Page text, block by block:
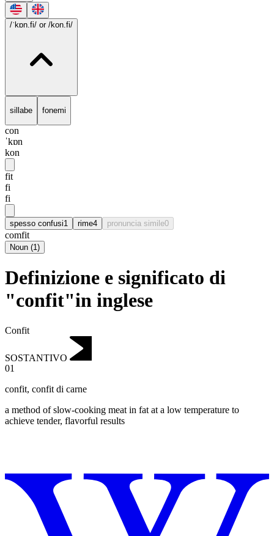
/ˈkɒn.fi/ or /kon.fi/
sillabe fonemi
con
ˈkɒn
kon
fit
fi
fi
spesso confusi1 rime4 pronuncia simile0
comfit
Noun (1)
Definizione e significato di
"confit"in inglese
Confit
SOSTANTIVO
01
confit, confit di carne
a method of slow-cooking meat in fat at a low temperature to
achieve tender, flavorful results